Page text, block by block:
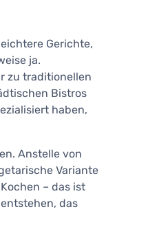
Gerichte,
ja.
zu traditionellen
Bistros
haben,
Anstelle von
Variante
– das ist
das